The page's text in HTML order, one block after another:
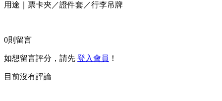
用途｜票卡夾／證件套／行李吊牌
0則留言
如想留言評分，請先 登入會員 ！
目前沒有評論